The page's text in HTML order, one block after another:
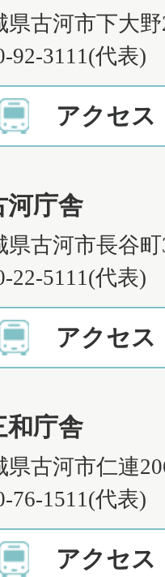
県古河市下大
92-3111(代表)
アクセス
河庁舎
県古河市長谷
22-5111(代表)
アクセス
和庁舎
県古河市仁連
76-1511(代表)
アクセス